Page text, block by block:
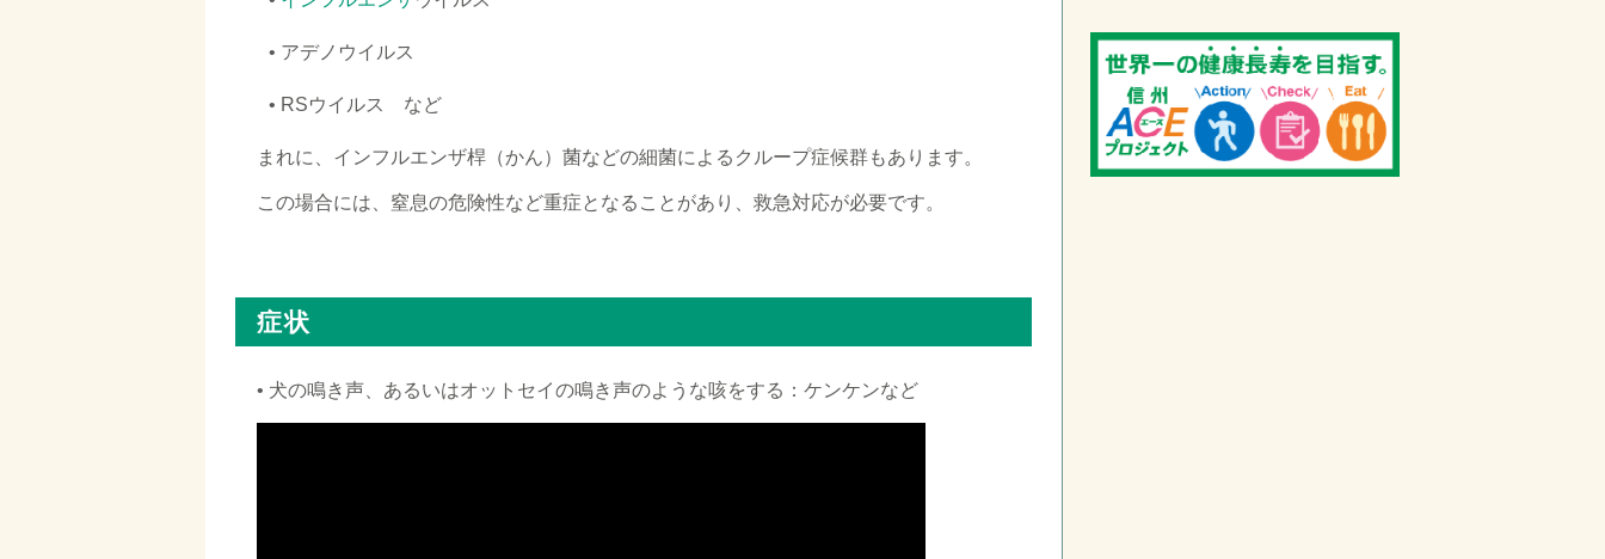
• アデノウイルス
• RSウイルス など
まれに、インフルエンザ桿（かん）菌などの細菌によるクループ症候群もあります。
この場合には、窒息の危険性など重症となることがあり、救急対応が必要です。
症状
• 犬の鳴き声、あるいはオットセイの鳴き声のような咳をする：ケンケンなど